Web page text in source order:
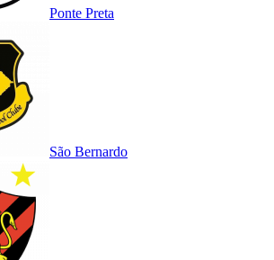
Ponte Preta
São Bernardo